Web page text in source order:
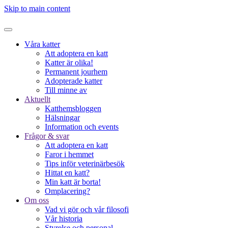
Skip to main content
Våra katter
Att adoptera en katt
Katter är olika!
Permanent jourhem
Adopterade katter
Till minne av
Aktuellt
Katthemsbloggen
Hälsningar
Information och events
Frågor & svar
Att adoptera en katt
Faror i hemmet
Tips inför veterinärbesök
Hittat en katt?
Min katt är borta!
Omplacering?
Om oss
Vad vi gör och vår filosofi
Vår historia